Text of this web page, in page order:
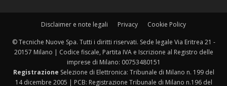
Disclaimer e note legali Privacy Cookie Policy
© Tecniche Nuove Spa. Tutti i diritti riservati. Sede legale Via Eritrea 21 -
20157 Milano | Codice fiscale, Partita IVA e Iscrizione al Registro delle
imprese di Milano: 00753480151
Registrazione Selezione di Elettronica: Tribunale di Milano n. 199 del
14 dicembre 2005 | PCB: Registrazione Tribunale di Milano n.196 del